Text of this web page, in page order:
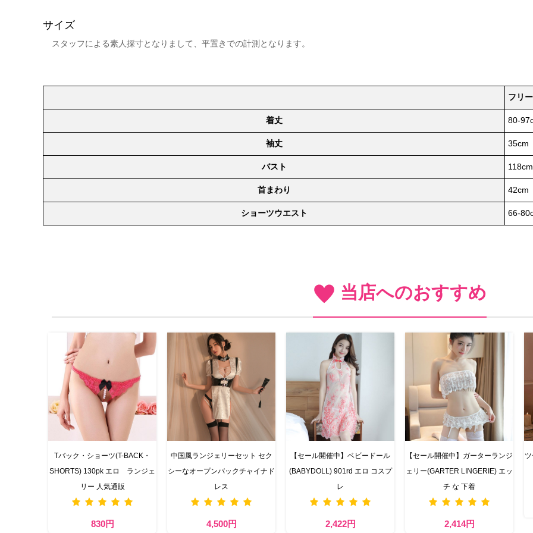
サイズ
スタッフによる素人採寸となりまして、平置きでの計測となります。
フリー
着丈 80-
袖丈 35cm
バスト 118cm
首まわり 42cm
ショーツウエスト 66-
当店へのおすすめ
Tバック・ショーツ(T-BACK・
SHORTS) 130pk エロ ランジェ
リー 人気通販
830円
中国風ランジェリーセット セク
シーなオープンバックチャイナド
レス
4,500円
【セール開催中】ベビードール
(BABYDOLL) 901rd エロ コスプ
レ
2,422円
【セール開催中】ガーターランジ
ェリー(GARTER LINGERIE) エッ
チ な 下着
2,414円